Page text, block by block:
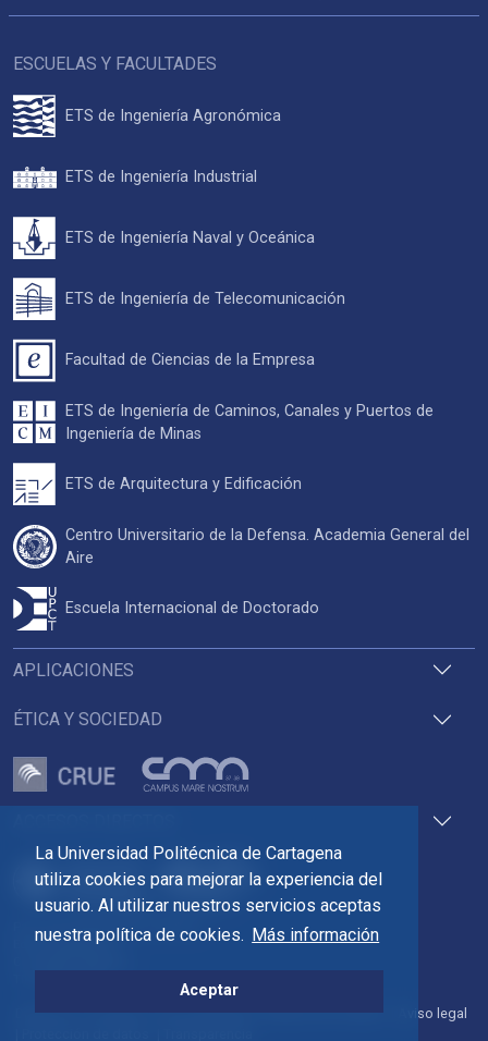
La Universidad Politécnica de Cartagena
utiliza cookies para mejorar la experiencia del
usuario. Al utilizar nuestros servicios aceptas
nuestra política de cookies. Más información
Aceptar
Pza. del Cronista Isidoro Valverde
Edif. La Milagrosa
Directorio Contacto Accesibilidad Política de Cookies
Aviso legal
APLICACIONES
ÉTICA Y SOCIEDAD
ESCUELAS Y FACULTADES
ETS de Ingeniería Agronómica
ETS de Ingeniería Industrial
ETS de Ingeniería Naval y Oceánica
ETS de Ingeniería de Telecomunicación
Facultad de Ciencias de la Empresa
ETS de Ingeniería de Caminos, Canales y Puertos de
Ingeniería de Minas
ETS de Arquitectura y Edificación
Centro Universitario de la Defensa. Academia General del
Aire
Escuela Internacional de Doctorado